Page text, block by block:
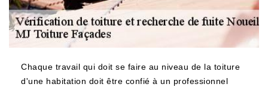
Chaque travail qui doit se faire au niveau de la toiture
d'une habitation doit être confié à un professionnel